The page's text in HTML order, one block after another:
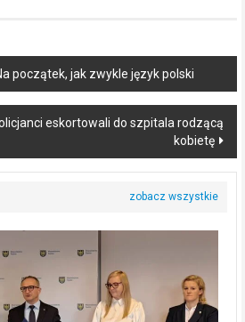
początek, jak zwykle język polski
eskortowali do szpitala rodzącą
kobietę